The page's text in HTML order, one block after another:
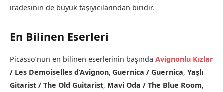
iradesinin de büyük taşıyıcılarından biridir.
En Bilinen Eserleri
Picasso’nun en bilinen eserlerinin başında Avignonlu Kızlar
/ Les Demoiselles d’Avignon, Guernica / Guernica, Yaşlı
Gitarist / The Old Guitarist, Mavi Oda / The Blue Room,